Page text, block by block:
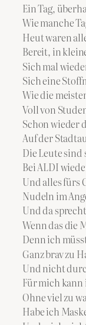
Ein Tag,
Wie manche
Heut waren
Bereit, in
Sich mal
Sich eine
Wie die
Voll von
Schon wieder
Auf der
Die Leute
Bei ALDI
Und alles fürs
Nudeln im
Und da
Wenn das die
Denn ich
Ganz brav zu
Und nicht
Für mich kann
Ohne viel zu
Habe ich